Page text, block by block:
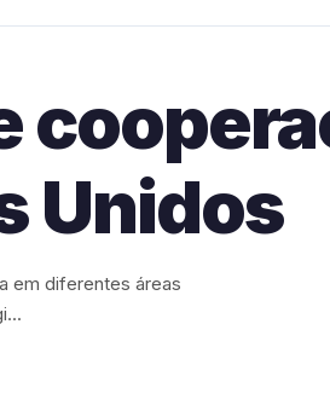
Unidos
em diferentes áreas